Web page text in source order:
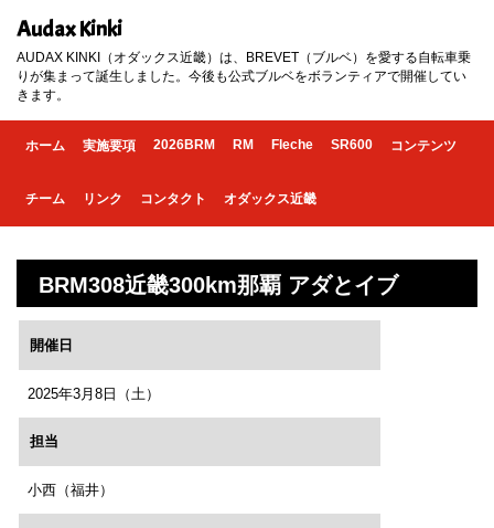
Audax Kinki
AUDAX KINKI（オダックス近畿）は、BREVET（ブルベ）を愛する自転車乗
りが集まって誕生しました。今後も公式ブルベをボランティアで開催してい
きます。
ホーム 実施要項 2026BRM RM Fleche SR600 コンテンツ
チーム リンク コンタクト オダックス近畿
BRM308近畿300km那覇 アダとイブ
開催日
2025年3月8日（土）
担当
小西（福井）